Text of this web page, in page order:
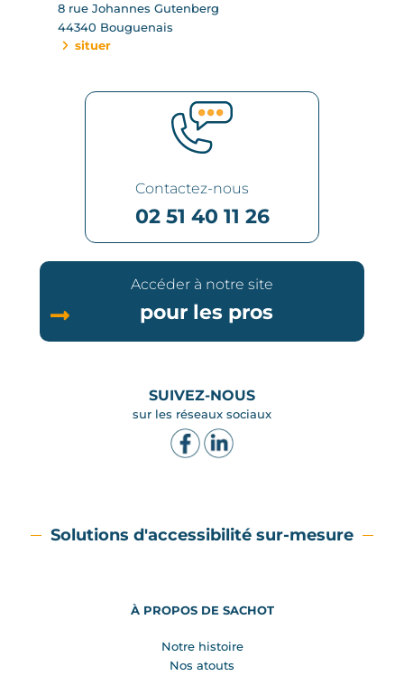
8 rue Johannes Gutenberg
44340 Bouguenais
situer
Contactez-nous
02 51 40 11 26
Accéder à notre site
pour les pros
SUIVEZ-NOUS
sur les réseaux sociaux
Solutions d'accessibilité sur-mesure
À PROPOS DE SACHOT
Notre histoire
Nos atouts